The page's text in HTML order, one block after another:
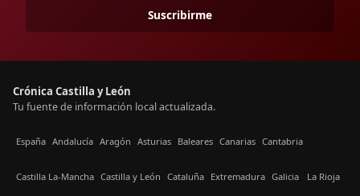
Suscribirme
Crónica Castilla y León
Tu fuente de información local actualizada.
España Andalucía Aragón Asturias Baleares Canarias Cantabria
Castilla La-Mancha Castilla y León Cataluña Extremadura Galicia La Rioja